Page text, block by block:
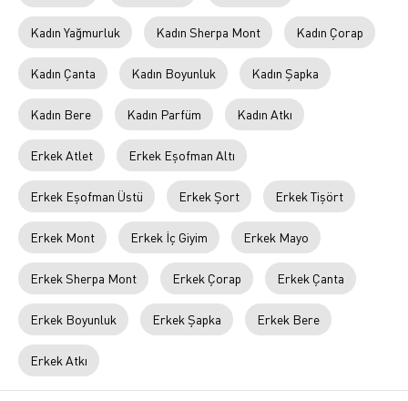
Kadın Yağmurluk Kadın Sherpa Mont Kadın Çorap
Kadın Çanta Kadın Boyunluk Kadın Şapka
Kadın Bere Kadın Parfüm Kadın Atkı
Erkek Atlet Erkek Eşofman Altı
Erkek Eşofman Üstü Erkek Şort Erkek Tişört
Erkek Mont Erkek İç Giyim Erkek Mayo
Erkek Sherpa Mont Erkek Çorap Erkek Çanta
Erkek Boyunluk Erkek Şapka Erkek Bere
Erkek Atkı